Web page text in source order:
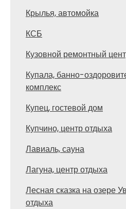
Крылья, автомойка
КСБ
Кузовной ремонтный
Купала, банно-
комплекс
Купец, гостевой дом
Купчино, центр отдыха
Лавиаль, сауна
Лагуна, центр отдыха
Лесная сказка на озере
отдыха